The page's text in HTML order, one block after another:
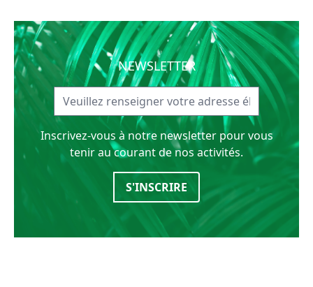
NEWSLETTER
Inscrivez-vous à notre newsletter pour vous
tenir au courant de nos activités.
S'INSCRIRE